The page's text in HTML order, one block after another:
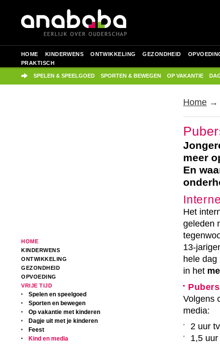
HOME KINDERWENS ONTWIKKELING GEZONDHEID
PRAKTISCH
SPELEN & SPEELGOED SPORTEN & BEWEGEN OP VAKANTIE
HOME
KINDERWENS
ONTWIKKELING
GEZONDHEID
OPVOEDING
VRIJE TIJD
Spelen en speelgoed
Sporten en bewegen
Op vakantie met kinderen
Dagje uit met je kinderen
Feest
Kind en media
Home →
meer
En
Het
geleden
13-
hele
in het
Volgens
media:
2 uur tv
1,5